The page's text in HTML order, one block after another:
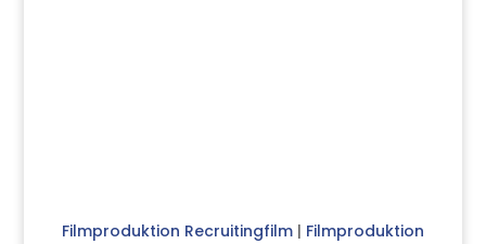
Filmproduktion Recruitingfilm| Filmproduktion